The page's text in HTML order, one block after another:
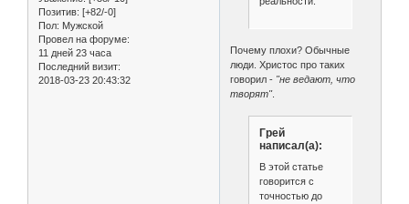
Позитив: [+82/-0]
Пол: Мужской
Провел на форуме:
11 дней 23 часа
Последний визит:
2018-03-23 20:43:32
Почему плохи? Обычные
люди. Христос про таких
говорил - "не ведают, что
творят".
Грей
написал(а):
В этой статье
говорится с
точностью до